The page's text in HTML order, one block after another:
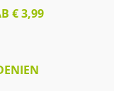
€ 3,99